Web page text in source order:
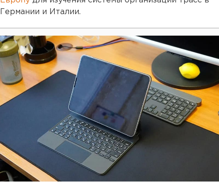
Германии и Италии.